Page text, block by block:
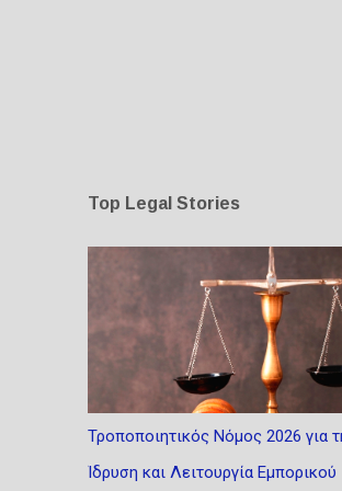
Top Legal Stories
Τροποποιητικός Νόμος 2026 για
Ίδρυση και Λειτουργία Εμπορικού